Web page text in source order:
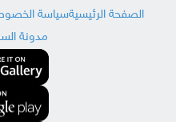
الصفحة الرئيسيةسياسة
مدونة